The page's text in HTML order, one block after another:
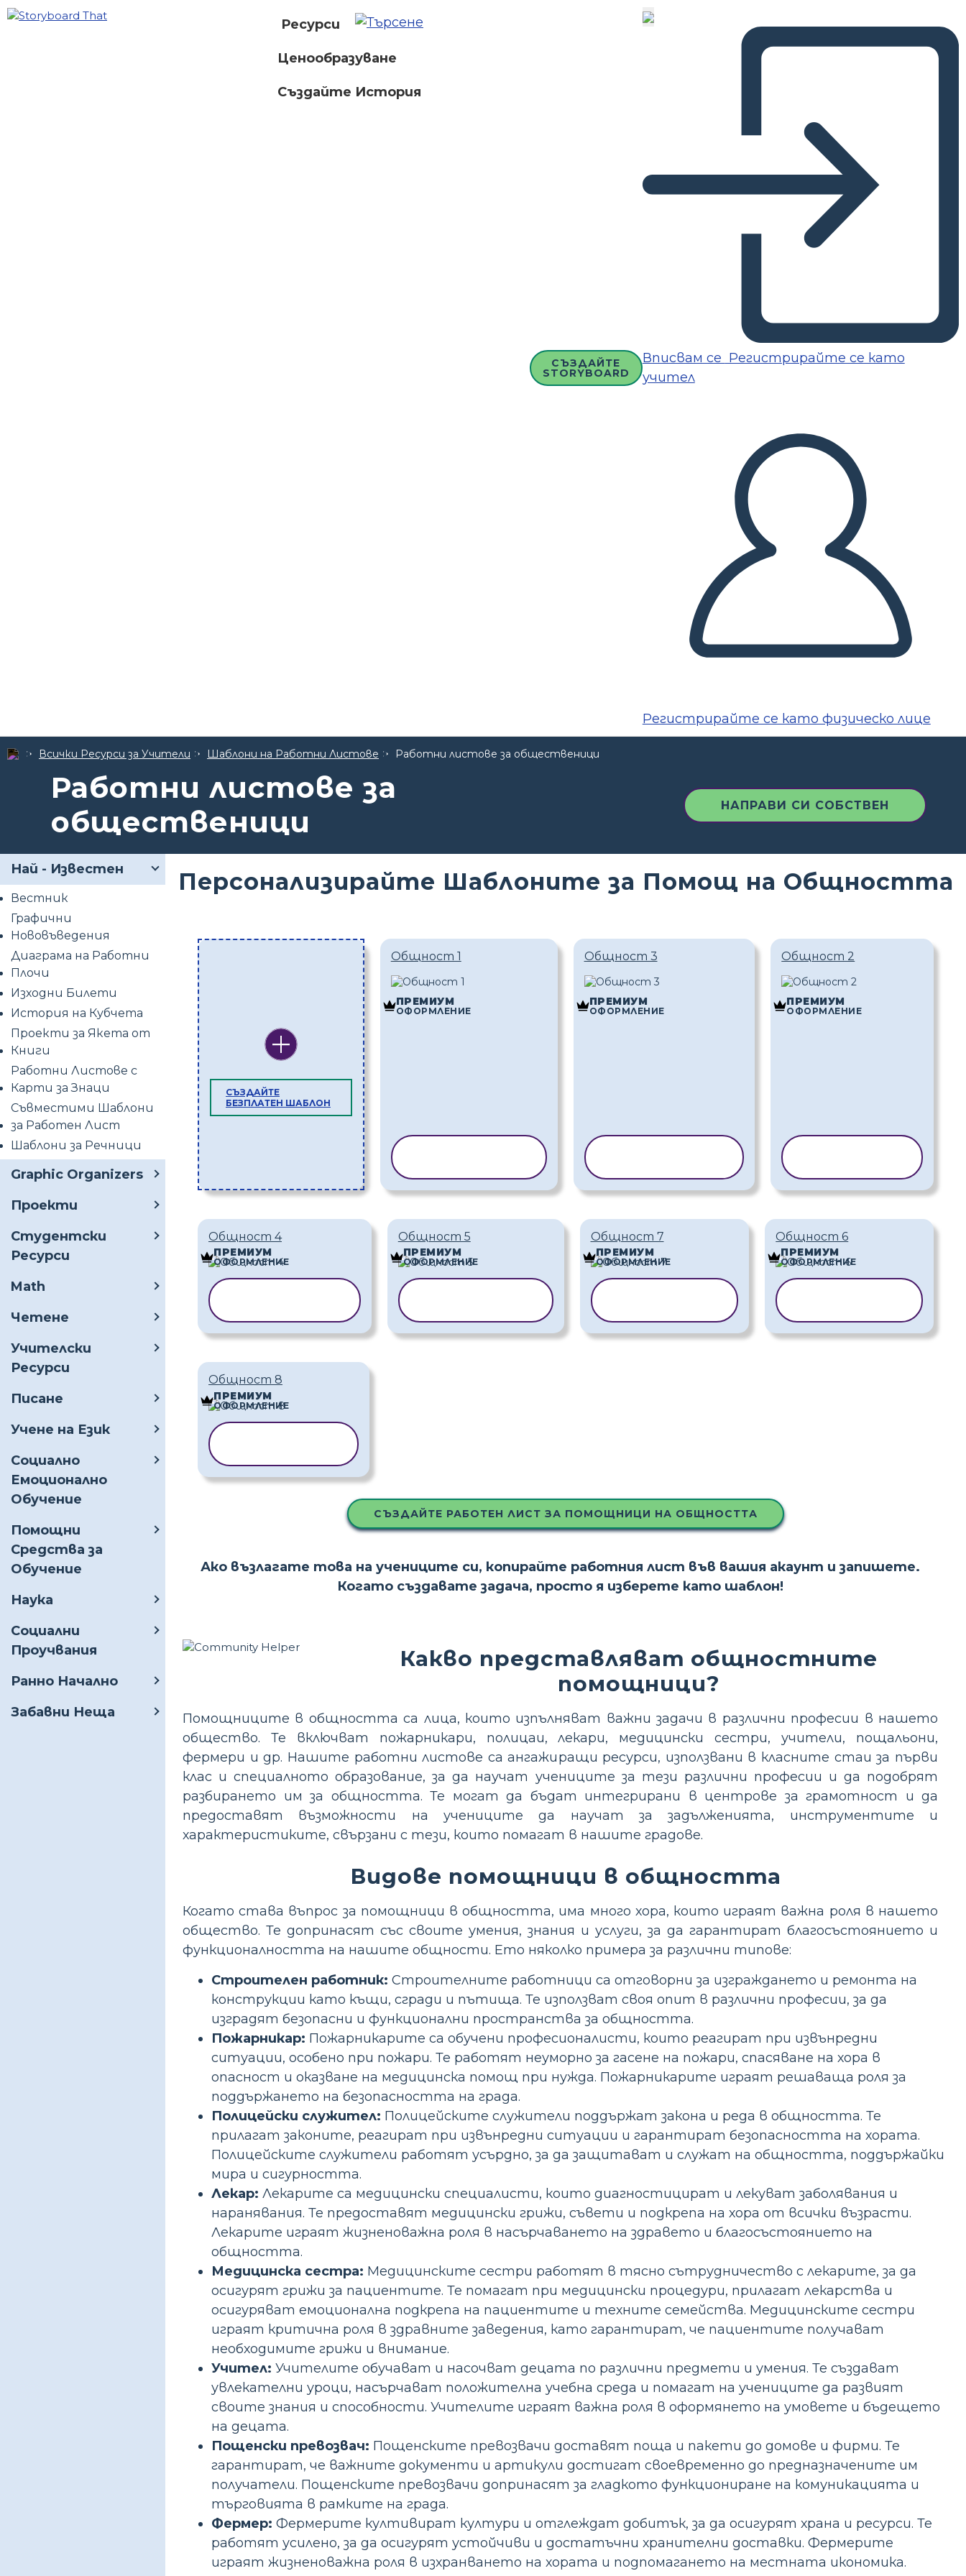
Ресурси
Ценообразуване
Създайте История
СЪЗДАЙТЕ
STORYBOARD
Вписвам се Регистрирайте се като
учител
Регистрирайте се като физическо лице
Всички Ресурси за Учители Шаблони на Работни Листове Работни листове за общественици
Работни листове за
общественици
НАПРАВИ СИ СОБСТВЕН
Най - Известен
Вестник
Графични
Нововъведения
Диаграма на Работни
Плочи
Изходни Билети
История на Кубчета
Проекти за Якета от
Книги
Работни Листове с
Карти за Знаци
Съвместими Шаблони
за Работен Лист
Шаблони за Речници
Graphic Organizers
Проекти
Студентски
Ресурси
Math
Четене
Учителски
Ресурси
Писане
Учене на Език
Социално
Емоционално
Обучение
Помощни
Средства за
Обучение
Наука
Социални
Проучвания
Ранно Начално
Забавни Неща
Персонализирайте Шаблоните за Помощ на Общността
СЪЗДАЙТЕ
БЕЗПЛАТЕН ШАБЛОН
Общност 1
ПРЕМИУМ
ОФОРМЛЕНИЕ
Общност 3
ПРЕМИУМ
ОФОРМЛЕНИЕ
Общност 2
ПРЕМИУМ
ОФОРМЛЕНИЕ
Общност 4
ПРЕМИУМ
ОФОРМЛЕНИЕ
Общност 5
ПРЕМИУМ
ОФОРМЛЕНИЕ
Общност 7
ПРЕМИУМ
ОФОРМЛЕНИЕ
Общност 6
ПРЕМИУМ
ОФОРМЛЕНИЕ
Общност 8
ПРЕМИУМ
ОФОРМЛЕНИЕ
СЪЗДАЙТЕ РАБОТЕН ЛИСТ ЗА ПОМОЩНИЦИ НА ОБЩНОСТТА
Ако възлагате това на учениците си, копирайте работния лист във вашия акаунт и запишете.
Когато създавате задача, просто я изберете като шаблон!
Какво представляват общностните
помощници?
Помощниците в общността са лица, които изпълняват важни задачи в различни професии в нашето
общество. Те включват пожарникари, полицаи, лекари, медицински сестри, учители, пощальони,
фермери и др. Нашите работни листове са ангажиращи ресурси, използвани в класните стаи за първи
клас и специалното образование, за да научат учениците за тези различни професии и да подобрят
разбирането им за общността. Те могат да бъдат интегрирани в центрове за грамотност и да
предоставят възможности на учениците да научат за задълженията, инструментите и
характеристиките, свързани с тези, които помагат в нашите градове.
Видове помощници в общността
Когато става въпрос за помощници в общността, има много хора, които играят важна роля в нашето
общество. Те допринасят със своите умения, знания и услуги, за да гарантират благосъстоянието и
функционалността на нашите общности. Ето няколко примера за различни типове:
Строителен работник: Строителните работници са отговорни за изграждането и ремонта на
конструкции като къщи, сгради и пътища. Те използват своя опит в различни професии, за да
изградят безопасни и функционални пространства за общността.
Пожарникар: Пожарникарите са обучени професионалисти, които реагират при извънредни
ситуации, особено при пожари. Те работят неуморно за гасене на пожари, спасяване на хора в
опасност и оказване на медицинска помощ при нужда. Пожарникарите играят решаваща роля за
поддържането на безопасността на града.
Полицейски служител: Полицейските служители поддържат закона и реда в общността. Те
прилагат законите, реагират при извънредни ситуации и гарантират безопасността на хората.
Полицейските служители работят усърдно, за да защитават и служат на общността, поддържайки
мира и сигурността.
Лекар: Лекарите са медицински специалисти, които диагностицират и лекуват заболявания и
наранявания. Те предоставят медицински грижи, съвети и подкрепа на хора от всички възрасти.
Лекарите играят жизненоважна роля в насърчаването на здравето и благосъстоянието на
общността.
Медицинска сестра: Медицинските сестри работят в тясно сътрудничество с лекарите, за да
осигурят грижи за пациентите. Те помагат при медицински процедури, прилагат лекарства и
осигуряват емоционална подкрепа на пациентите и техните семейства. Медицинските сестри
играят критична роля в здравните заведения, като гарантират, че пациентите получават
необходимите грижи и внимание.
Учител: Учителите обучават и насочват децата по различни предмети и умения. Те създават
увлекателни уроци, насърчават положителна учебна среда и помагат на учениците да развият
своите знания и способности. Учителите играят важна роля в оформянето на умовете и бъдещето
на децата.
Пощенски превозвач: Пощенските превозвачи доставят поща и пакети до домове и фирми. Те
гарантират, че важните документи и артикули достигат своевременно до предназначените им
получатели. Пощенските превозвачи допринасят за гладкото функциониране на комуникацията и
търговията в рамките на града.
Фермер: Фермерите култивират култури и отглеждат добитък, за да осигурят храна и ресурси. Те
работят усилено, за да осигурят устойчиви и достатъчни хранителни доставки. Фермерите
играят жизненоважна роля в изхранването на хората и подпомагането на местната икономика.